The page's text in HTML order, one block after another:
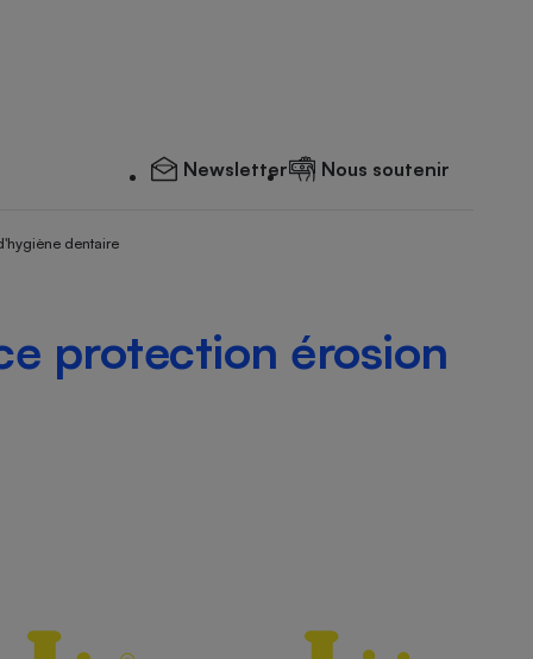
Newsletter Nous soutenir
dentaire
protection érosion